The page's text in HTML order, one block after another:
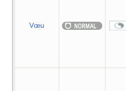
Vœu